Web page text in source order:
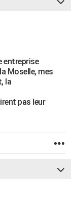
entreprise
Moselle, mes
la
pas leur